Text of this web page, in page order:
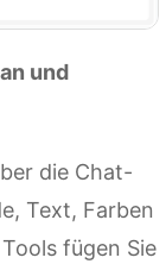
und
die Chat-
Text, Farben
fügen Sie